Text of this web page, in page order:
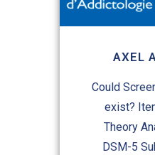
AXEL
Could
exist?
Theory
DSM-5